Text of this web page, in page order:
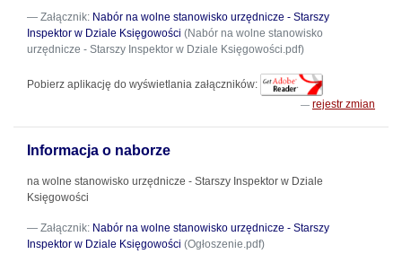
Załącznik: Nabór na wolne stanowisko urzędnicze - Starszy
Inspektor w Dziale Księgowości (Nabór na wolne stanowisko
urzędnicze - Starszy Inspektor w Dziale Księgowości.pdf)
Pobierz aplikację do wyświetlania załączników:
rejestr zmian
Informacja o naborze
na wolne stanowisko urzędnicze - Starszy Inspektor w Dziale
Księgowości
Załącznik: Nabór na wolne stanowisko urzędnicze - Starszy
Inspektor w Dziale Księgowości (Ogłoszenie.pdf)